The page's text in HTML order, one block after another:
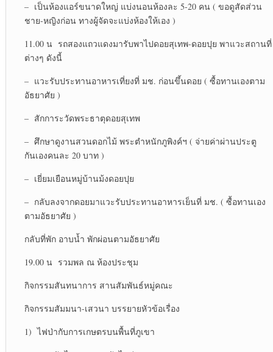
– เป็นห้องแอร์ขนาดใหญ่ แบ่งนอนห้องละ 5-20 คน ( ขอดูสัดส่วน
ชาย-หญิงก่อน ทางผู้จัดจะแบ่งห้องให้เอง )
11.00 น รถสองแถวแดงมารับพาไปดอยสุเทพ-ดอยปุย พาแวะสถานที่
ต่างๆ ดังนี้
– แวะรับประทานอาหารเที่ยงที่ มช. ก่อนขึ้นดอย ( ซื้อทานเองตาม
อัธยาศัย )
– สักการะวัดพระธาตุดอยสุเทพ
– ศึกษาดูงานสวนดอกไม้ พระตำหนักภูพิงค์ฯ ( จ่ายค่าผ่านประตู
กันเองคนละ 20 บาท )
– เยี่ยมเยือนหมู่บ้านม้งดอยปุย
– กลับลงจากดอยมาแวะรับประทานอาหารเย็นที่ มช. ( ซื้อทานเอง
ตามอัธยาศัย )
กลับที่พัก อาบน้ำ พักผ่อนตามอัธยาศัย
19.00 น รวมพล ณ ห้องประชุม
กิจกรรมสันทนาการ สานสัมพันธ์หมู่คณะ
กิจกรรมสัมมนา-เสวนา บรรยายหัวข้อเรื่อง
1) ไฟป่ากับการเกษตรบนพื้นที่ภูเขา